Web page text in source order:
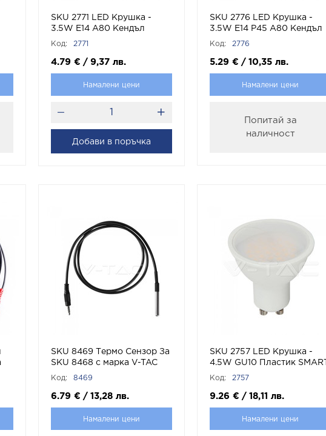
SKU 2771 LED Крушка -
3.5W Е14 А80 Кендъл
Димираща С
с марка V-TAC
Код: 2771
4.79 € / 9,37 лв.
Намалени цени
Добави в поръчка
SKU 2776 LED Крушка -
3.5W Е14 P45 А80 Кендъл
Димираща С
с марка V-TAC
Код: 2776
5.29 € / 10,35 лв.
Намалени цени
Попитай за
наличност
SKU 8469 Термо Сензор За
SKU 8468 с марка V-TAC
Код: 8469
6.79 € / 13,28 лв.
Намалени цени
SKU 2757 LED Крушка -
4.5W GU10 Пластик SMART
RGB + Топла и Студена
Код: 2757
9.26 € / 18,11 лв.
Намалени цени